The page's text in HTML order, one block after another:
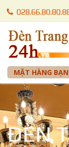
0905 012 099
MẶT HÀNG
ĐÈN